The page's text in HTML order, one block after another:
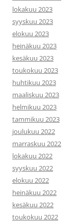
lokakuu 2023
syyskuu 2023
elokuu 2023
heinäkuu 2023
kesäkuu 2023
toukokuu 2023
huhtikuu 2023
maaliskuu 2023
helmikuu 2023
tammikuu 2023
joulukuu 2022
marraskuu 2022
lokakuu 2022
syyskuu 2022
elokuu 2022
heinäkuu 2022
kesäkuu 2022
toukokuu 2022